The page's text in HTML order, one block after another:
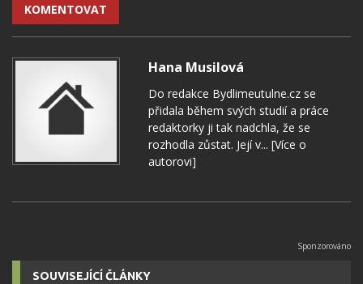
KOMENTOVAT
Hana Musilová
Do redakce Bydlimeutulne.cz se
přidala během svých studií a práce
redaktorky ji tak nadchla, že se
rozhodla zůstat. Její v... [Více o
autorovi]
SOUVISEJÍCÍ ČLÁNKY